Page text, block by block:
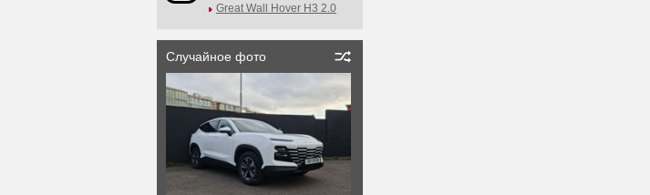
Great Wall Hover H3 2.0
Случайное фото